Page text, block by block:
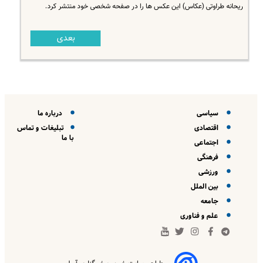
ریحانه طراوتی (عکاس) این عکس ها را در صفحه شخصی خود منتشر کرد.
بعدی
سیاسی
اقتصادی
اجتماعی
فرهنگی
ورزشی
بین الملل
جامعه
علم و فناوری
درباره ما
تبلیغات و تماس
با ما